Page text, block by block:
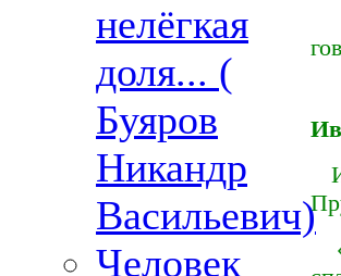
нелёгкая
доля... (
Буяров
Никандр
Васильевич)
Человек